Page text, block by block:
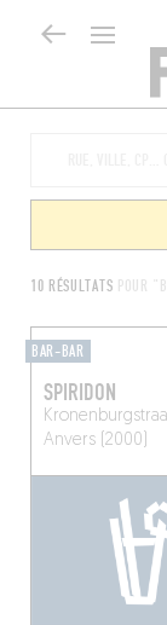
10 RÉSULTATS POUR
BAR-BAR
SPIRIDON
Anvers (2000)